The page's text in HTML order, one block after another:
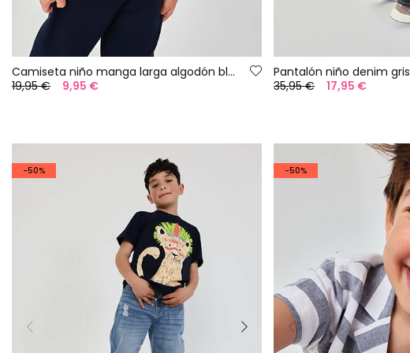
Camiseta niño manga larga algodón blanco
19,95 €
9,95 €
Pantalón niño denim gris
35,95 €
17,95 €
-50% -50%